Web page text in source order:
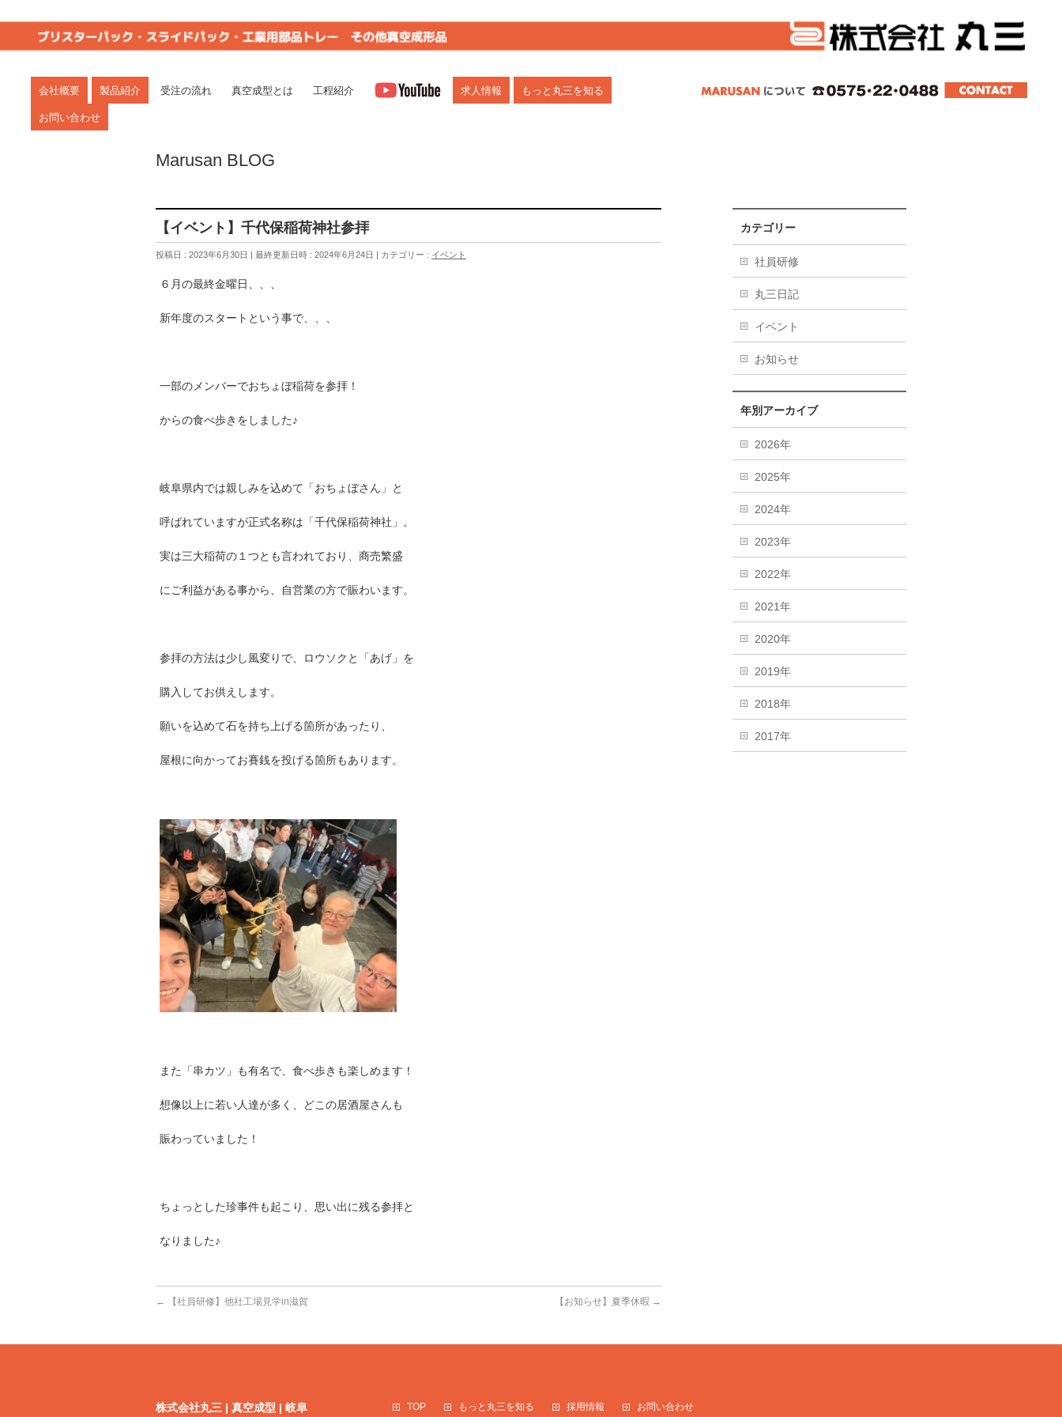
愛知・岐阜・三重・静岡。
会社概要 製品紹介 受注の流れ 真空成型とは 工程紹介 求人情報 もっと丸三を知る
お問い合わせ
Marusan BLOG
【イベント】千代保稲荷神社参拝
投稿日 : 2023年6月30日 最終更新日時 : 2024年6月24日 カテゴリー : イベント
６月の最終金曜日、、、
新年度のスタートという事で、、、
一部のメンバーでおちょぼ稲荷を参拝！
からの食べ歩きをしました♪
岐阜県内では親しみを込めて「おちょぼさん」と
呼ばれていますが正式名称は「千代保稲荷神社」。
実は三大稲荷の１つとも言われており、商売繁盛
にご利益がある事から、自営業の方で賑わいます。
参拝の方法は少し風変りで、ロウソクと「あげ」を
購入してお供えします。
願いを込めて石を持ち上げる箇所があったり、
屋根に向かってお賽銭を投げる箇所もあります。
また「串カツ」も有名で、食べ歩きも楽しめます！
想像以上に若い人達が多く、どこの居酒屋さんも
賑わっていました！
ちょっとした珍事件も起こり、思い出に残る参拝と
なりました♪
← 【社員研修】他社工場見学in滋賀 【お知らせ】夏季休暇 →
カテゴリー
社員研修
丸三日記
イベント
お知らせ
年別アーカイブ
2026年
2025年
2024年
2023年
2022年
2021年
2020年
2019年
2018年
2017年
株式会社丸三 | 真空成型 | 岐阜 TOP もっと丸三を知る 採用情報 お問い合わせ